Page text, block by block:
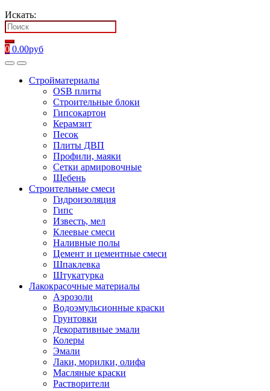
Искать:
0 0.00руб
Стройматериалы
OSB плиты
Строительные блоки
Гипсокартон
Керамзит
Песок
Плиты ДВП
Профили, маяки
Сетки армировочные
Щебень
Строительные смеси
Гидроизоляция
Гипс
Известь, мел
Клеевые смеси
Наливные полы
Цемент и цементные смеси
Шпаклевка
Штукатурка
Лакокрасочные материалы
Аэрозоли
Водоэмульсионные краски
Грунтовки
Декоративные эмали
Колеры
Эмали
Лаки, морилки, олифа
Масляные краски
Растворители